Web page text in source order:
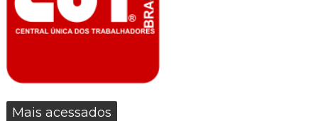
Mais acessados